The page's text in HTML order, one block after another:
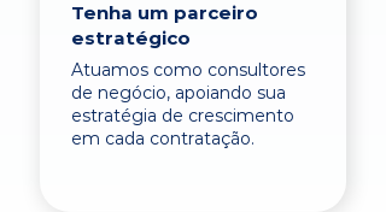
Tenha um parceiro
estratégico
Atuamos como consultores
de negócio, apoiando sua
estratégia de crescimento
em cada contratação.